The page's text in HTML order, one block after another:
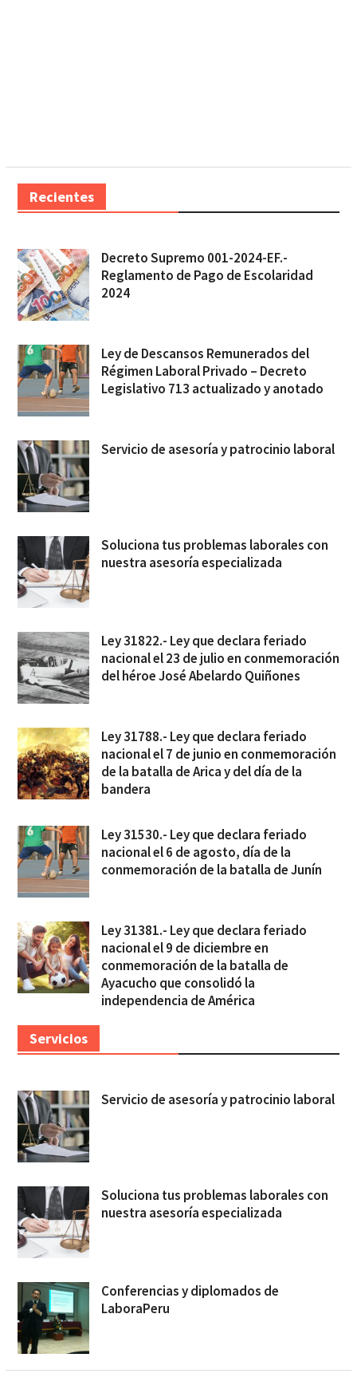
Recientes
Decreto Supremo 001-2024-EF.-
Reglamento de Pago de Escolaridad
2024
Ley de Descansos Remunerados del
Régimen Laboral Privado – Decreto
Legislativo 713 actualizado y anotado
Servicio de asesoría y patrocinio laboral
Soluciona tus problemas laborales con
nuestra asesoría especializada
Ley 31822.- Ley que declara feriado
nacional el 23 de julio en conmemoración
del héroe José Abelardo Quiñones
Ley 31788.- Ley que declara feriado
nacional el 7 de junio en conmemoración
de la batalla de Arica y del día de la
bandera
Ley 31530.- Ley que declara feriado
nacional el 6 de agosto, día de la
conmemoración de la batalla de Junín
Ley 31381.- Ley que declara feriado
nacional el 9 de diciembre en
conmemoración de la batalla de
Ayacucho que consolidó la
independencia de América
Servicios
Servicio de asesoría y patrocinio laboral
Soluciona tus problemas laborales con
nuestra asesoría especializada
Conferencias y diplomados de
LaboraPeru